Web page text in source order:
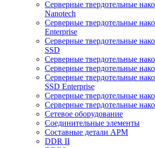
Cерверные твердотельные
Nanotech
Cерверные твердотельные
Enterprise
Cерверные твердотельные
SSD
Cерверные твердотельные
Cерверные твердотельные
Cерверные твердотельные
SSD Enterprise
Cерверные твердотельные
Cерверные твердотельные
Cетевое оборудование
Cоединительные элементы
Cоставные детали АРМ
DDR II